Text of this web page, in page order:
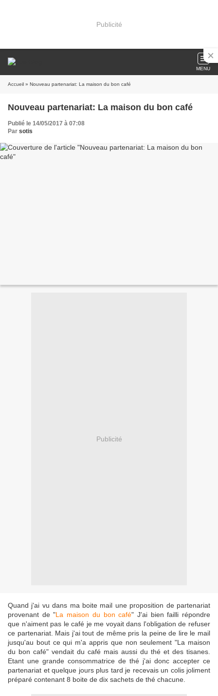
Publicité
MENU
Accueil » Nouveau partenariat: La maison du bon café
Nouveau partenariat: La maison du bon café
Publié le 14/05/2017 à 07:08
Par sotis
Publicité
Quand j'ai vu dans ma boite mail une proposition de partenariat
provenant de "La maison du bon café" J'ai bien failli répondre
que n'aiment pas le café je me voyait dans l'obligation de refuser
ce partenariat. Mais j'ai tout de même pris la peine de lire le mail
jusqu'au bout ce qui m'a appris que non seulement "La maison
du bon café" vendait du café mais aussi du thé et des tisanes.
Etant une grande consommatrice de thé j'ai donc accepter ce
partenariat et quelque jours plus tard je recevais un colis joliment
préparé contenant 8 boite de dix sachets de thé chacune.